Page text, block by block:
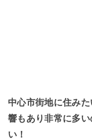
中心市街地に住み
響もあり非常に多
い！